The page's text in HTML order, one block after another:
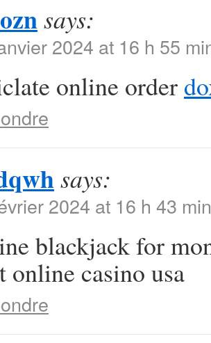
says:
2024 at 16 h 55
online order
says:
2024 at 16 h 43 min
blackjack for
online casino usa